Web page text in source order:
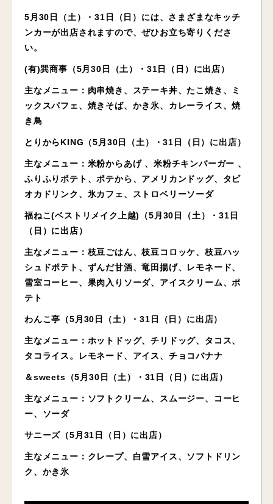
5月30日（土）・31日（日）には、さまざまなキッチ
ンカーが出店されますので、ぜひお立ち寄りくださ
い。
(有)巽商事（5月30日（土）・31日（日）に出店）
主なメニュー：肉串焼き、ステーキ丼、たこ焼き、ミ
ックスパフェ、焼きそば、かき氷、カレーライス、焼
き鳥
とりからKING（5月30日（土）・31日（日）に出店）
主なメニュー：米粉からあげ 、米粉チキンバーガー 、
ふりふりポテト、ポテから、アメリカンドッグ、タピ
オカドリンク、氷カフェ、ストロベリーソーダ
福ねこ(ベストリメイク上越)（5月30日（土）・31日
（日）に出店）
主なメニュー：枝豆ごはん、枝豆コロッケ、枝豆ハッ
シュドポテト、ずんだ甘酒、竜田揚げ、レモネード、
雪室コーヒー、果肉入りソーダ、アイスクリーム、ポ
テト
わんこ亭（5月30日（土）・31日（日）に出店）
主なメニュー：ホットドッグ、チリドッグ、タコス、
タコライス。レモネード、アイス、チョコバナナ
＆sweets（5月30日（土）・31日（日）に出店）
主なメニュー：ソフトクリーム、スムージー、コーヒ
ー、ソーダ
サニーズ（5月31日（日）に出店）
主なメニュー：クレープ、白雪アイス、ソフトドリン
ク、かき氷